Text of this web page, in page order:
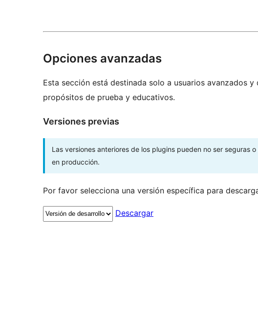
Opciones avanzadas
Esta sección está destinada solo a usuarios avanzados
propósitos de prueba y educativos.
Versiones previas
Las versiones anteriores de los plugins pueden no ser seguras
en producción.
Por favor selecciona una versión específica para
Descargar